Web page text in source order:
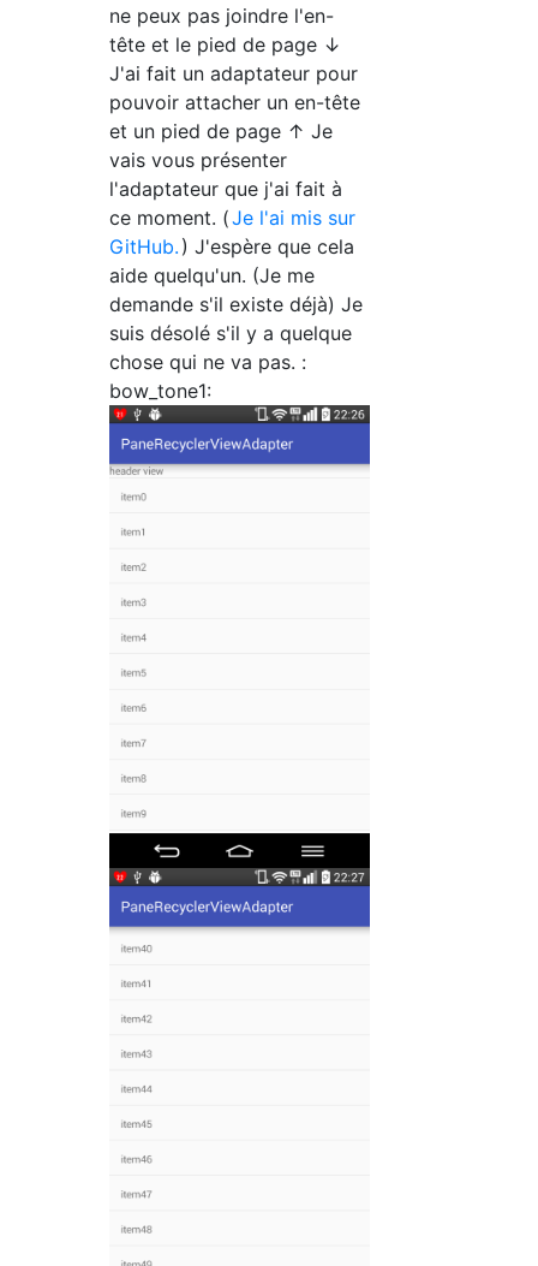
ne peux pas joindre l'en-
tête et le pied de page ↓
J'ai fait un adaptateur pour
pouvoir attacher un en-tête
et un pied de page ↑ Je
vais vous présenter
l'adaptateur que j'ai fait à
ce moment. (Je l'ai mis sur
GitHub. ) J'espère que cela
aide quelqu'un. (Je me
demande s'il existe déjà) Je
suis désolé s'il y a quelque
chose qui ne va pas. :
bow_tone1: